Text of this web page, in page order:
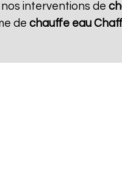
interventions de
de chauffe eau